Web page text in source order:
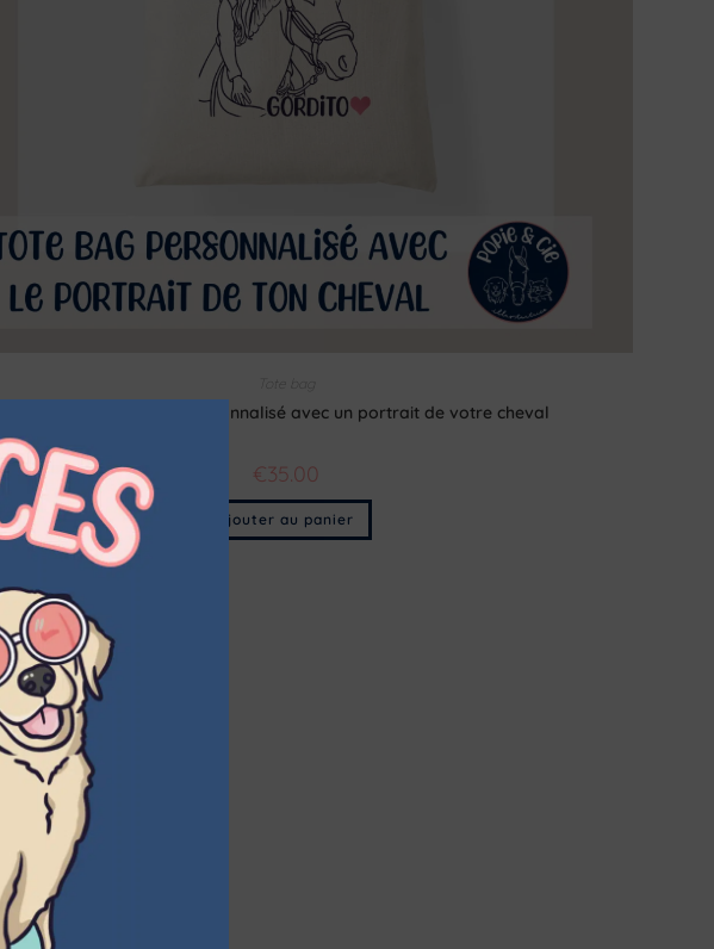
Tote Bag equitation personnalisé avec un portrait de votre cheval
€35.00
Ajouter au panier